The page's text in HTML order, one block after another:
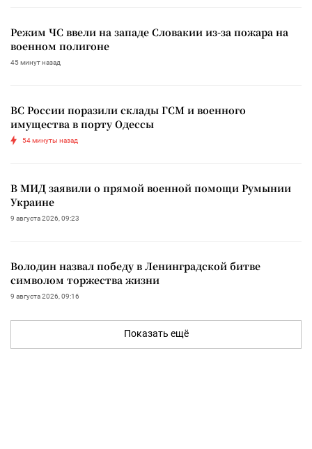
Режим ЧС ввели на западе Словакии из-за пожара на
военном полигоне
45 минут назад
ВС России поразили склады ГСМ и военного
имущества в порту Одессы
54 минуты назад
В МИД заявили о прямой военной помощи Румынии
Украине
9 августа 2026, 09:23
Володин назвал победу в Ленинградской битве
символом торжества жизни
9 августа 2026, 09:16
Показать ещё